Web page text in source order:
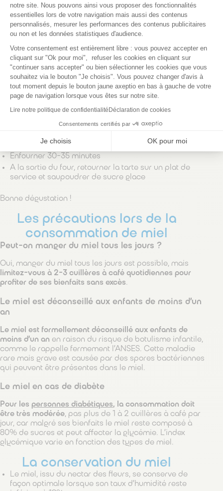
Dans un saladier, écraser les biscuits type palets
bretons jusqu’à obtenir une chapelure
Ajouter 60 g de beurre fondu et le miel. Bien mélanger
et sabler entre vos doigts. Mettre au frais
Préchauffer le four à 200°C
Enlever la peau de l’ananas, et couper en en tranches.
Enlever le cœur qui peut être trop dur
Dans une poêle, chauffer 40 g de beurre, les 30 g de
sucre roux, le jus de la moitié du citron vert, la gousse
Y faire dorer les tranches d’ananas sur feu doux entre
et leur jus. Répartir la pâte sablée comme un crumble
Enfourner 30-35 minutes
A la sortie du four, retourner la tarte sur un plat de
service et saupoudrer de sucre glace
Bonne dégustation !
Les précautions lors de la
consommation de miel
Peut-on manger du miel tous les jours ?
Oui, manger du miel tous les jours est possible, mais
limitez-vous à 2-3 cuillères à café quotidiennes pour
profiter de ses bienfaits sans excès.
Le miel est déconseillé aux enfants de moins d’un
an
Le miel est formellement déconseillé aux enfants de
moins d’un an en raison du risque de botulisme infantile,
comme le rappelle fermement l’ANSES. Cette maladie
rare mais grave est causée par des spores bactériennes
qui peuvent être présentes dans le miel.
Le miel en cas de diabète
Pour les personnes diabétiques, la consommation doit
être très modérée, pas plus de 1 à 2 cuillères à café par
jour, car malgré ses bienfaits le miel reste composé à
80% de sucres et peut affecter la glycémie. L’index
glycémique varie en fonction des types de miel.
La conservation du miel
Le miel, issu du nectar des fleurs, se conserve de
façon optimale lorsque son taux d’humidité reste
notre site. Nous pouvons ainsi vous proposer des fonctionnalités
essentielles lors de votre navigation mais aussi des contenus
personnalisés, mesurer les performances des contenus publicitaires
ou non et les données statistiques d'audience.
Votre consentement est entièrement libre : vous pouvez accepter en
cliquant sur "Ok pour moi", refuser les cookies en cliquant sur
"continuer sans accepter" ou bien sélectionner les cookies que vous
souhaitez via le bouton "Je choisis". Vous pouvez changer d'avis à
tout moment depuis le bouton jaune axeptio en bas à gauche de votre
page de navigation lorsque vous êtes sur notre site.
Lire notre politique de confidentialitéDéclaration de cookies
Consentements certifiés par
Je choisis OK pour moi
Axeptio consent